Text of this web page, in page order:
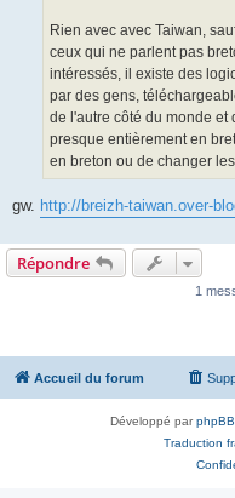
Rien avec avec Taiwan,
ceux qui ne parlent pas
intéressés, il existe des
par des gens,
de l'autre côté du monde
presque entièrement en
en breton ou de changer
gw. http://breizh-taiwan.over-
Répondre
1
Accueil du forum
Développé parphpBB
Traduction